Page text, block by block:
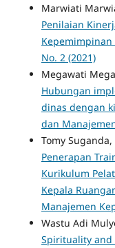
Marwiati
Penilaian
Kepemimpinan
No. 2 (2021)
Megawati
Hubungan
dinas dengan
dan
Tomy
Penerapan
Kurikulum
Kepala
Manajemen
Wastu Adi
Spirituality and